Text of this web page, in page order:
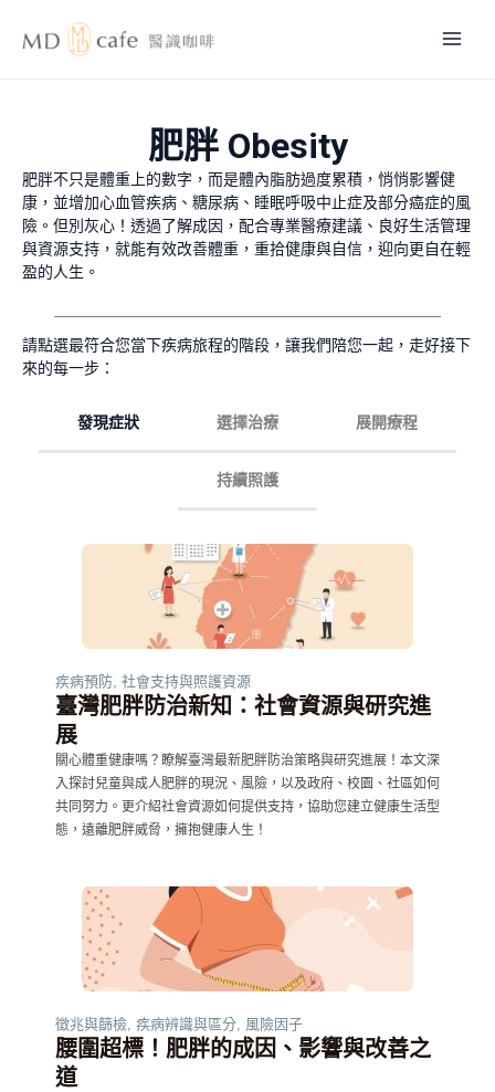
肥胖 Obesity
肥胖不只是體重上的數字，而是體內脂肪過度累積，悄悄影響健
康，並增加心血管疾病、糖尿病、睡眠呼吸中止症及部分癌症的風
險。但別灰心！透過了解成因，配合專業醫療建議、良好生活管理
與資源支持，就能有效改善體重，重拾健康與自信，迎向更自在輕
盈的人生。
請點選最符合您當下疾病旅程的階段，讓我們陪您一起，走好接下
來的每一步：
發現症狀 選擇治療 展開療程
持續照護
疾病預防 社會支持與照護資源
臺灣肥胖防治新知：社會資源與研究進
展
關心體重健康嗎？瞭解臺灣最新肥胖防治策略與研究進展！本文深
入探討兒童與成人肥胖的現況、風險，以及政府、校園、社區如何
共同努力。更介紹社會資源如何提供支持，協助您建立健康生活型
態，遠離肥胖威脅，擁抱健康人生！
徵兆與篩檢 疾病辨識與區分 風險因子
腰圍超標！肥胖的成因、影響與改善之
道